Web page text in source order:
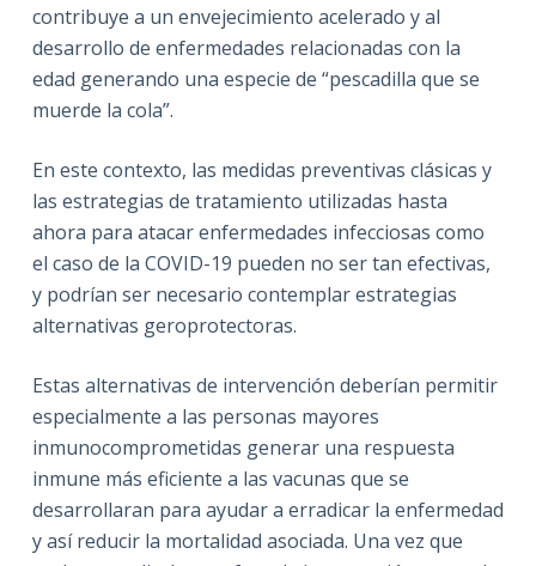
contribuye a un envejecimiento acelerado y al
desarrollo de enfermedades relacionadas con la
edad generando una especie de “pescadilla que se
muerde la cola”.
En este contexto, las medidas preventivas clásicas y
las estrategias de tratamiento utilizadas hasta
ahora para atacar enfermedades infecciosas como
el caso de la COVID-19 pueden no ser tan efectivas,
y podrían ser necesario contemplar estrategias
alternativas geroprotectoras.
Estas alternativas de intervención deberían permitir
especialmente a las personas mayores
inmunocomprometidas generar una respuesta
inmune más eficiente a las vacunas que se
desarrollaran para ayudar a erradicar la enfermedad
y así reducir la mortalidad asociada. Una vez que